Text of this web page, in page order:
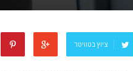
ציוץ בטוויטר